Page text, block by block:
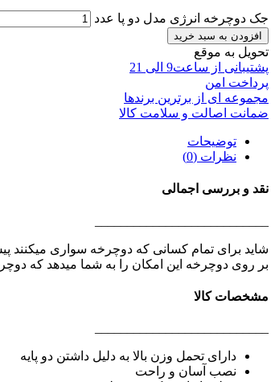
جک دوچرخه انرژی مدل دو پا عدد
افزودن به سبد خرید
تحویل به موقع
پشتیبانی از ساعت9 الی 21
پرداخت امن
مجموعه ای از برترین برندها
ضمانت اصالت و سلامت کالا
توضیحات
نظرات (0)
نقد و بررسی اجمالی
شاید برای تمام کسانی که دوچرخه سواری میکنند
بر روی دوچرخه این امکان را به شما میدهد که
مشخصات کالا
دارای تحمل وزن بالا به دلیل داشتن دو پایه
نصب آسان و راحت